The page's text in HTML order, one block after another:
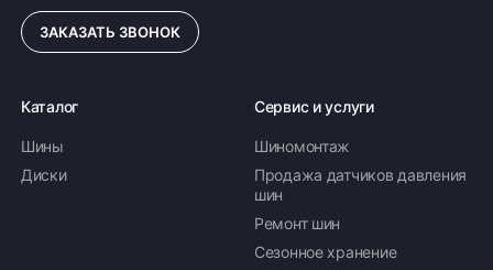
ЗАКАЗАТЬ ЗВОНОК
Каталог
Шины
Диски
Сервис и услуги
Шиномонтаж
Продажа датчиков давления
шин
Ремонт шин
Сезонное хранение